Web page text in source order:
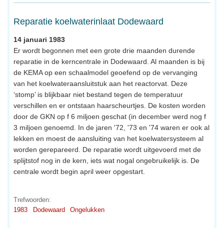
Reparatie koelwaterinlaat Dodewaard
14 januari 1983
Er wordt begonnen met een grote drie maanden durende
reparatie in de kerncentrale in Dodewaard. Al maanden is bij
de KEMA op een schaalmodel geoefend op de vervanging
van het koelwateraansluitstuk aan het reactorvat. Deze
‘stomp’ is blijkbaar niet bestand tegen de temperatuur
verschillen en er ontstaan haarscheurtjes. De kosten worden
door de GKN op f 6 miljoen geschat (in december werd nog f
3 miljoen genoemd. In de jaren '72, '73 en '74 waren er ook al
lekken en moest de aansluiting van het koelwatersysteem al
worden gerepareerd. De reparatie wordt uitgevoerd met de
splijtstof nog in de kern, iets wat nogal ongebruikelijk is. De
centrale wordt begin april weer opgestart.
Trefwoorden:
1983
Dodewaard Ongelukken